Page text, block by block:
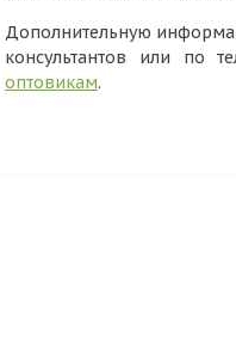
Дополнительную
консультантов или по
оптовикам.